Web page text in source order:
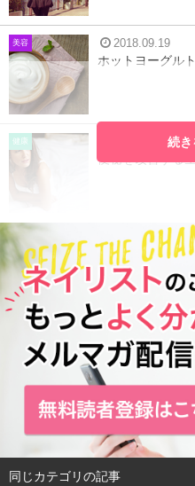
美容 2018.09.19
ホットヨーグル
健康 2016.06.14
便秘を改善する
続き
同じカテゴリの記事